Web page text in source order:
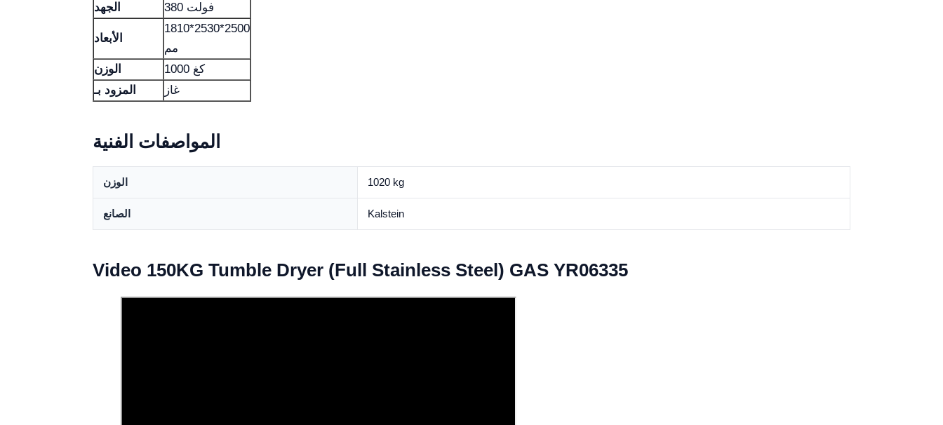
الجهد
380 فولت
الأبعاد
1810*2530*2500
مم
الوزن
1000 كغ
المزود بـ
غاز
المواصفات الفنية
الوزن 1020 kg
الصانع Kalstein
Video 150KG Tumble Dryer (Full Stainless Steel) GAS YR06335